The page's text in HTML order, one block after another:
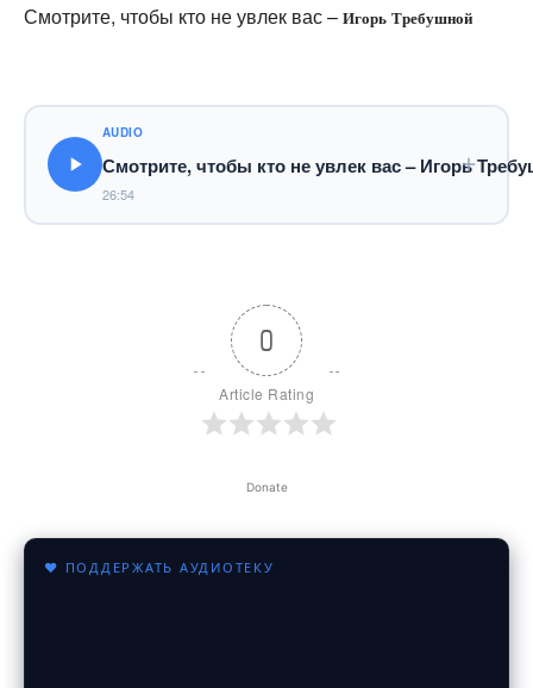
Смотрите, чтобы кто не увлек вас – Игорь Требушной
AUDIO
Смотрите, чтобы кто не увлек вас – Игорь
26:54
0
Article Rating
Donate
♥ ПОДДЕРЖАТЬ АУДИОТЕКУ